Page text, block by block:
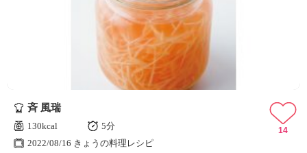
斉 風瑞
130kcal
5分
2022/08/16 きょうの料理レシピ
14